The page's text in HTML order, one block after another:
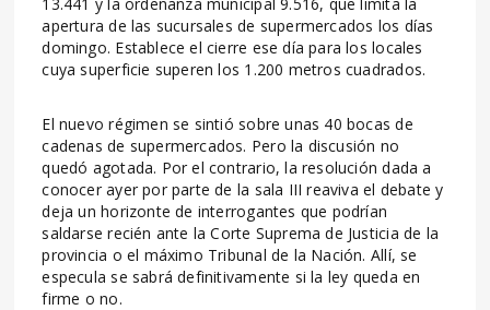
apertura de las sucursales de supermercados los días
domingo. Establece el cierre ese día para los locales
cuya superficie superen los 1.200 metros cuadrados.
El nuevo régimen se sintió sobre unas 40 bocas de
cadenas de supermercados. Pero la discusión no
quedó agotada. Por el contrario, la resolución dada a
conocer ayer por parte de la sala III reaviva el debate y
deja un horizonte de interrogantes que podrían
saldarse recién ante la Corte Suprema de Justicia de la
provincia o el máximo Tribunal de la Nación. Allí, se
especula se sabrá definitivamente si la ley queda en
firme o no.